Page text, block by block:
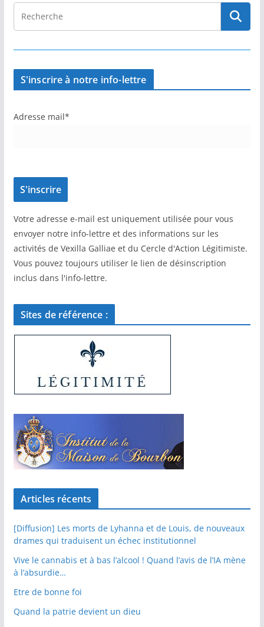
S'inscrire à notre info-lettre
Adresse mail*
Votre adresse e-mail est uniquement utilisée pour vous
envoyer notre info-lettre et des informations sur les
activités de Vexilla Galliae et du Cercle d'Action Légitimiste.
Vous pouvez toujours utiliser le lien de désinscription
inclus dans l'info-lettre.
Sites de référence :
Articles récents
[Diffusion] Les morts de Lyhanna et de Louis, de nouveaux
drames qui traduisent un échec institutionnel
Vive le cannabis et à bas l’alcool ! Quand l’avis de l’IA mène
à l’absurdie…
Etre de bonne foi
Quand la patrie devient un dieu